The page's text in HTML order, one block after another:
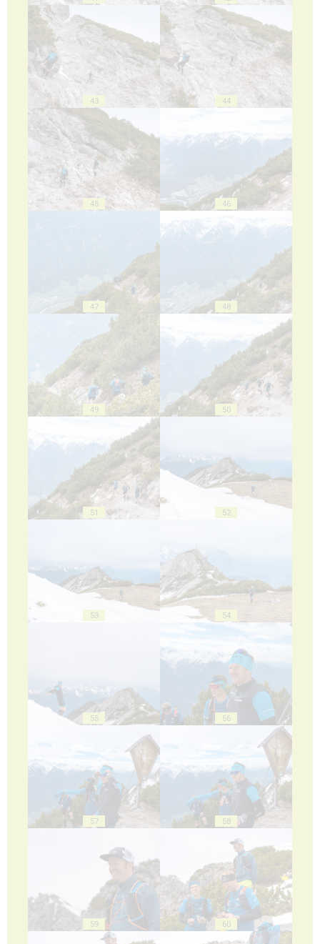
43 44
45 46
47 48
49 50
51 52
53 54
55 56
57 58
59 60